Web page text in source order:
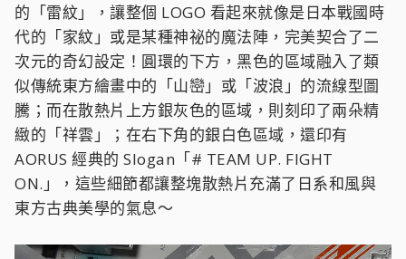
的「雷紋」，讓整個 LOGO 看起來就像是日本戰國時
代的「家紋」或是某種神祕的魔法陣，完美契合了二
次元的奇幻設定！圓環的下方，黑色的區域融入了類
似傳統東方繪畫中的「山巒」或「波浪」的流線型圖
騰；而在散熱片上方銀灰色的區域，則刻印了兩朵精
緻的「祥雲」；在右下角的銀白色區域，還印有
AORUS 經典的 Slogan「# TEAM UP. FIGHT
ON.」，這些細節都讓整塊散熱片充滿了日系和風與
東方古典美學的氣息～